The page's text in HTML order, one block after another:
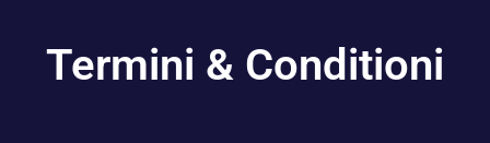
Termini & Conditioni